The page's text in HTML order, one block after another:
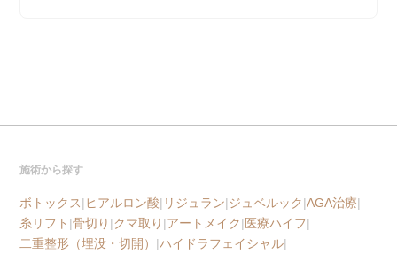
施術から探す
ボトックス|ヒアルロン酸| リジュラン|ジュベルック|AGA治療|
糸リフト |骨切り |クマ取り |アートメイク|医療ハイフ|
二重整形（埋没・切開） |ハイドラフェイシャル|